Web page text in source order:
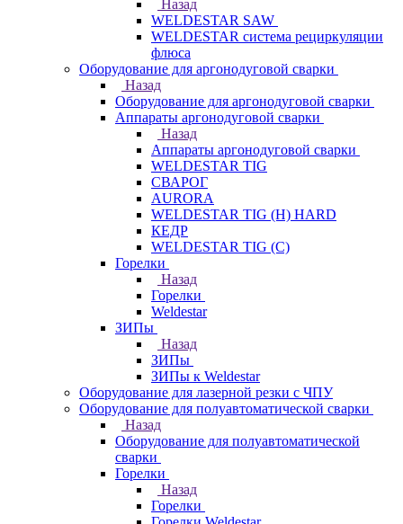
Назад
WELDESTAR SAW
WELDESTAR система рециркуляции
флюса
Оборудование для аргонодуговой сварки
Назад
Оборудование для аргонодуговой сварки
Аппараты аргонодуговой сварки
Назад
Аппараты аргонодуговой сварки
WELDESTAR TIG
СВАРОГ
AURORA
WELDESTAR TIG (H) HARD
КЕДР
WELDESTAR TIG (С)
Горелки
Назад
Горелки
Weldestar
ЗИПы
Назад
ЗИПы
ЗИПы к Weldestar
Оборудование для лазерной резки с ЧПУ
Оборудование для полуавтоматической сварки
Назад
Оборудование для полуавтоматической
сварки
Горелки
Назад
Горелки